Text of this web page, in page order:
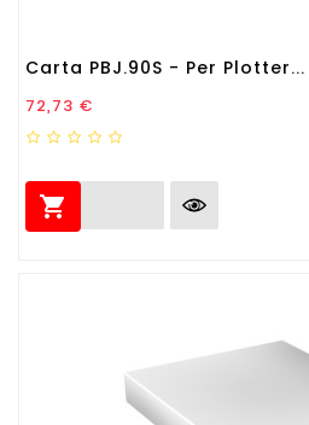
Carta PBJ.90S - Per Plotter...
Prezzo
72,73 €
